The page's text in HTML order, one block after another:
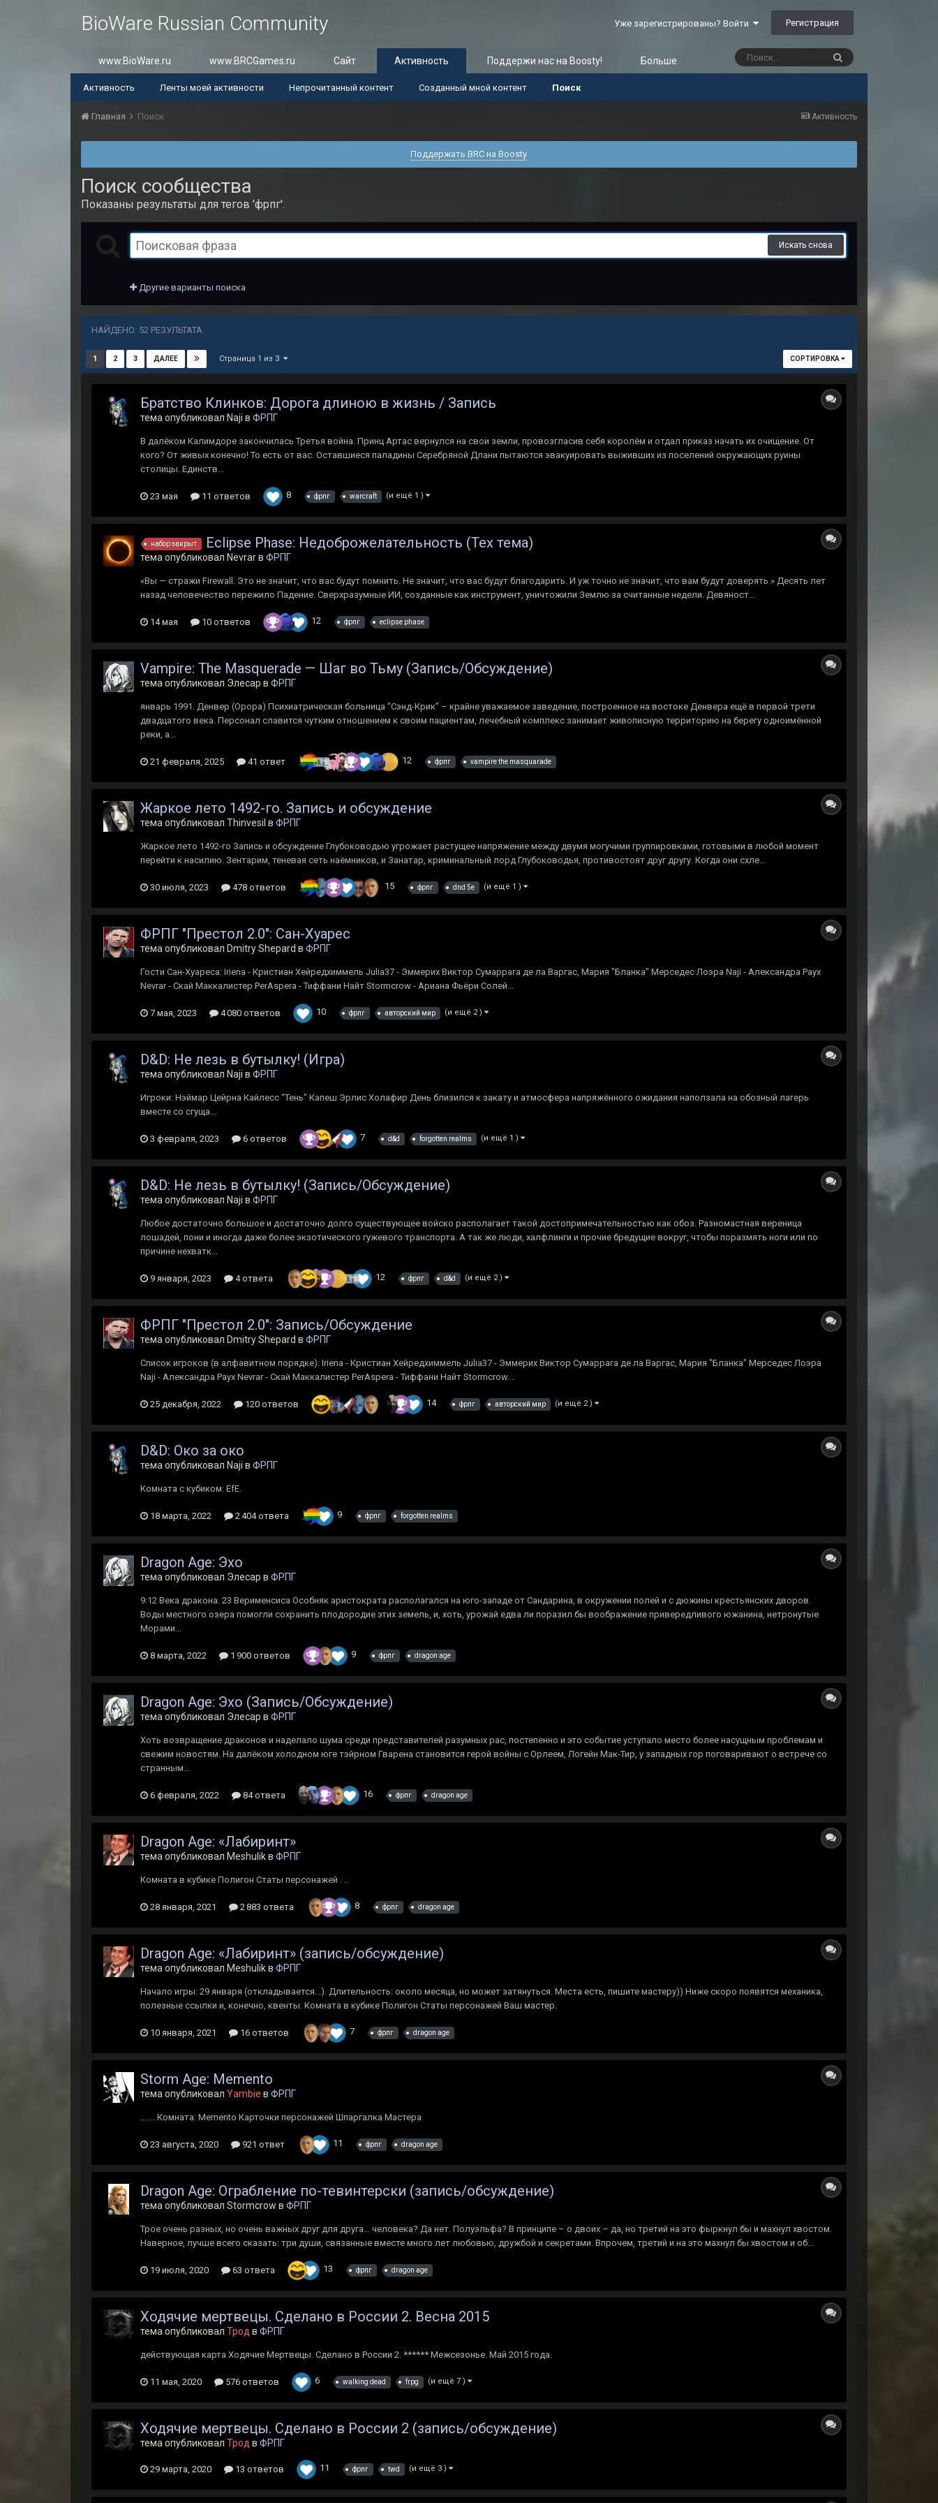
BioWare Russian Community Уже зарегистрированы? Войти Регистрация
www.BioWare.ru www.BRCGames.ru Сайт Активность
Активность Ленты моей активности Непрочитанный контент Созданный мной контент Поиск
Поддержи нас на Boosty! Больше
Активность
Главная Поиск
Поддержать BRC на Boosty
Поиск сообщества
Показаны результаты для тегов 'фрпг'.
Искать снова
Другие варианты поиска
НАЙДЕНО: 52 РЕЗУЛЬТАТА
1 2 3 ДАЛЕЕ Страница 1 из 3 СОРТИРОВКА
Братство Клинков: Дорога длиною в жизнь / Запись
тема опубликовал Naji в ФРПГ
В далёком Калимдоре закончилась Третья война. Принц Артас вернулся на свои земли, провозгласив себя королём и отдал приказ начать их очищение. От
кого? От живых конечно! То есть от вас. Оставшиеся паладины Серебряной Длани пытаются эвакуировать выживших из поселений окружающих руины
столицы. Единств...
23 мая 11 ответов 8 фрпг warcraft (и ещё 1 )
набор закрыт Eclipse Phase: Недоброжелательность (Тех тема)
тема опубликовал Nevrar в ФРПГ
«Вы — стражи Firewall. Это не значит, что вас будут помнить. Не значит, что вас будут благодарить. И уж точно не значит, что вам будут доверять.» Десять лет
назад человечество пережило Падение. Сверхразумные ИИ, созданные как инструмент, уничтожили Землю за считанные недели. Девяност...
14 мая 10 ответов 12 фрпг eclipse phase
Vampire: The Masquerade — Шаг во Тьму (Запись/Обсуждение)
тема опубликовал Элесар в ФРПГ
январь 1991. Денвер (Орора) Психиатрическая больница “Сэнд-Крик” – крайне уважаемое заведение, построенное на востоке Денвера ещё в первой трети
двадцатого века. Персонал славится чутким отношением к своим пациентам, лечебный комплекс занимает живописную территорию на берегу одноимённой
реки, а...
21 февраля, 2025 41 ответ 12 фрпг vampire the masquarade
Жаркое лето 1492-го. Запись и обсуждение
тема опубликовал Thinvesil в ФРПГ
Жаркое лето 1492-го Запись и обсуждение Глубоководью угрожает растущее напряжение между двумя могучими группировками, готовыми в любой момент
перейти к насилию. Зентарим, теневая сеть наёмников, и Занатар, криминальный лорд Глубоководья, противостоят друг другу. Когда они схле...
30 июля, 2023 478 ответов 15 фрпг dnd 5e (и ещё 1 )
ФРПГ "Престол 2.0": Сан-Хуарес
тема опубликовал Dmitry Shepard в ФРПГ
Гости Сан-Хуареса: Iriena - Кристиан Хейредхиммель Julia37 - Эммерих Виктор Сумаррага де ла Варгас, Мария "Бланка" Мерседес Лоэра Naji - Александра Раух
Nevrar - Скай Маккалистер PerAspera - Тиффани Найт Stormcrow - Ариана Фьёри Солей...
7 мая, 2023 4 080 ответов 10 фрпг авторский мир (и ещё 2 )
D&D: Не лезь в бутылку! (Игра)
тема опубликовал Naji в ФРПГ
Игроки: Нэймар Цейрна Кайлесс "Тень" Капеш Эрлис Холафир День близился к закату и атмосфера напряжённого ожидания наползала на обозный лагерь
вместе со сгуща...
3 февраля, 2023 6 ответов 7 d&d forgotten realms (и ещё 1 )
D&D: Не лезь в бутылку! (Запись/Обсуждение)
тема опубликовал Naji в ФРПГ
Любое достаточно большое и достаточно долго существующее войско располагает такой достопримечательностью как обоз. Разномастная вереница
лошадей, пони и иногда даже более экзотического гужевого транспорта. А так же люди, халфлинги и прочие бредущие вокруг, чтобы поразмять ноги или по
причине нехватк...
9 января, 2023 4 ответа 12 фрпг d&d (и ещё 2 )
ФРПГ "Престол 2.0": Запись/Обсуждение
тема опубликовал Dmitry Shepard в ФРПГ
Список игроков (в алфавитном порядке): Iriena - Кристиан Хейредхиммель Julia37 - Эммерих Виктор Сумаррага де ла Варгас, Мария "Бланка" Мерседес Лоэра
Naji - Александра Раух Nevrar - Скай Маккалистер PerAspera - Тиффани Найт Stormcrow...
25 декабря, 2022 120 ответов 14 фрпг авторский мир (и ещё 2 )
D&D: Око за око
тема опубликовал Naji в ФРПГ
Комната с кубиком: EfE.
18 марта, 2022 2 404 ответа 9 фрпг forgotten realms
Dragon Age: Эхо
тема опубликовал Элесар в ФРПГ
9:12 Века дракона. 23 Верименсиса Особняк аристократа располагался на юго-западе от Сандарина, в окружении полей и с дюжины крестьянских дворов.
Воды местного озера помогли сохранить плодородие этих земель, и, хоть, урожай едва ли поразил бы воображение привередливого южанина, нетронутые
Морами...
8 марта, 2022 1 900 ответов 9 фрпг dragon age
Dragon Age: Эхо (Запись/Обсуждение)
тема опубликовал Элесар в ФРПГ
Хоть возвращение драконов и наделало шума среди представителей разумных рас, постепенно и это событие уступало место более насущным проблемам и
свежим новостям. На далёком холодном юге тэйрном Гварена становится герой войны с Орлеем, Логейн Мак-Тир, у западных гор поговаривают о встрече со
странным...
6 февраля, 2022 84 ответа 16 фрпг dragon age
Dragon Age: «Лабиринт»
тема опубликовал Meshulik в ФРПГ
Комната в кубике Полигон Статы персонажей . ..
28 января, 2021 2 883 ответа 8 фрпг dragon age
Dragon Age: «Лабиринт» (запись/обсуждение)
тема опубликовал Meshulik в ФРПГ
Начало игры: 29 января (откладывается...). Длительность: около месяца, но может затянуться. Места есть, пишите мастеру)) Ниже скоро появятся механика,
полезные ссылки и, конечно, квенты. Комната в кубике Полигон Статы персонажей Ваш мастер.
10 января, 2021 16 ответов 7 фрпг dragon age
Storm Age: Memento
тема опубликовал Yambie в ФРПГ
... ... Комната: Memento Карточки персонажей Шпаргалка Мастера
23 августа, 2020 921 ответ 11 фрпг dragon age
Dragon Age: Ограбление по-тевинтерски (запись/обсуждение)
тема опубликовал Stormcrow в ФРПГ
Трое очень разных, но очень важных друг для друга… человека? Да нет. Полуэльфа? В принципе – о двоих – да, но третий на это фыркнул бы и махнул хвостом.
Наверное, лучше всего сказать: три души, связанные вместе много лет любовью, дружбой и секретами. Впрочем, третий и на это махнул бы хвостом и об...
19 июля, 2020 63 ответа 13 фрпг dragon age
Ходячие мертвецы. Сделано в России 2. Весна 2015
тема опубликовал Трод в ФРПГ
действующая карта Ходячие Мертвецы. Сделано в России 2. ****** Межсезонье. Май 2015 года.
11 мая, 2020 576 ответов 6 walking dead frpg (и ещё 7 )
Ходячие мертвецы. Сделано в России 2 (запись/обсуждение)
тема опубликовал Трод в ФРПГ
29 марта, 2020 13 ответов 11 фрпг twd (и ещё 3 )